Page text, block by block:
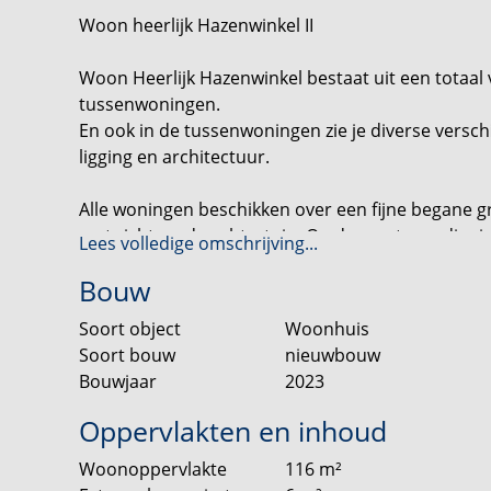
Woon heerlijk Hazenwinkel II
Woon Heerlijk Hazenwinkel bestaat uit een
tussenwoningen.
En ook in de tussenwoningen zie je diverse
ligging en architectuur.
Alle woningen beschikken over een fijne begane
met zicht op de achtertuin. Op de eerste
zolder biedt diverse uitbreidingsmogelijkheden
slaapkamer.
Woon Heerlijk Hazenwinkel II - Brandevoort
Dit nieuwe stukje Brandevoort biedt ruimte en
idyllische buurt heerlijk wonen. De ruim
of om een ontspannende wandeling te maken.
speelpleintjes die Woon Heerlijk Hazenwinkel
Lees volledige omschrijving...
Bouw
Soort object
Woonhuis
Soort bouw
nieuwbouw
Bouwjaar
2023
Oppervlakten en inhoud
Woonoppervlakte 116 m²